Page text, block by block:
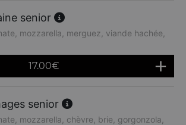
senior
mozzarella, merguez, viande hachée,
17.00€
senior
mozzarella, chèvre, brie, gorgonzola,